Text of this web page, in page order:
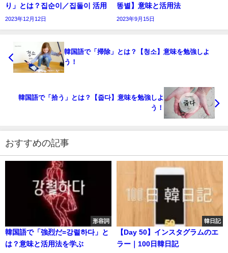
り」とは？집순이／집돌이 活用
2023年12月12日
똥별】意味と活用法
2023年9月15日
韓国語で「掃除」とは？【청소】意味を勉強しよ
う！
韓国語で「拾う」とは？【줍다】意味を勉強しよ
う！
おすすめの記事
形容詞
韓国語で「強烈だ=강렬하다」と
は？意味と活用法を学ぶ
韓日記
【Day 50】インスタグラムのエ
ラー｜100日韓日記